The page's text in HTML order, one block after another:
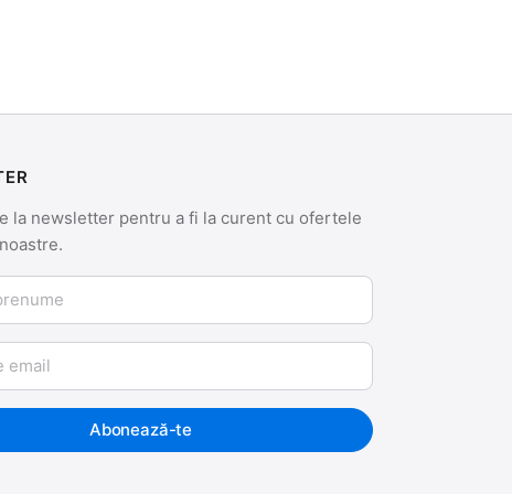
la newsletter pentru a fi la curent cu ofertele
Abonează-te